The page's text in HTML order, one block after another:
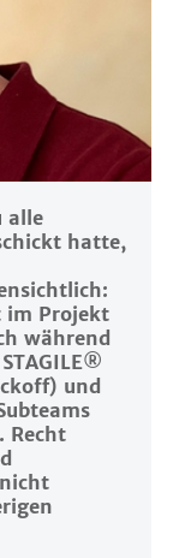
alle
hatte,
im Projekt
während
und
Recht